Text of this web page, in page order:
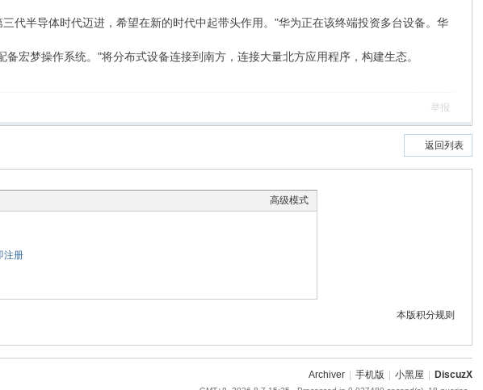
代半导体时代迈进，希望在新的时代中起带头作用。"华为正在该终端投资多台设备。华
宏梦操作系统。"将分布式设备连接到南方，连接大量北方应用程序，构建生态。
举报
返回列表
高级模式
注册
本版积分规则
Archiver 手机版 小黑屋 DiscuzX